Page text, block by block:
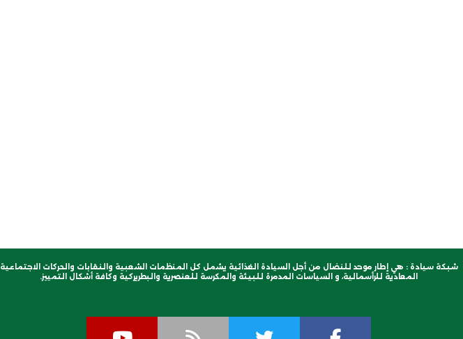
شبكة سيادة : هي إطار موحد للنضال من أجل السيادة الغذائية يشمل كل المنظمات الشعبية والنقابات والحركات الاجتماعية
المعادية للرأسمالية، و السياسات المدمرة للبيئة والمكرسة للعنصرية والبطريركية وكافة أشكال التمييز.